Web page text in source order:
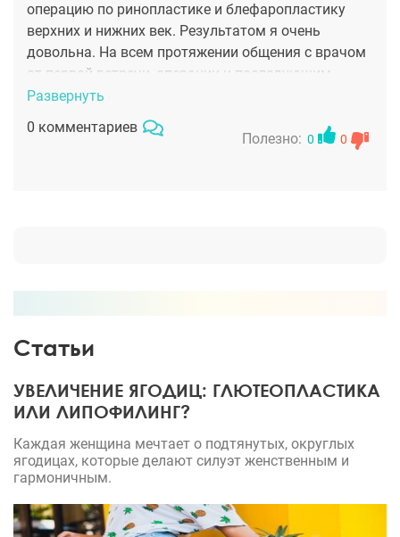
операцию по ринопластике и блефаропластику
верхних и нижних век. Результатом я очень
довольна. На всем протяжении общения с врачом
от первой встречи, операции и последующим
наблюдением, только положительные эмоции.
Прошло уже почти 4 месяца после операции, я
очень довольна своим внешним видом. Все
Развернуть
0 комментариев
Полезно: 0 0
Статьи
УВЕЛИЧЕНИЕ ЯГОДИЦ: ГЛЮТЕОПЛАСТИКА
ИЛИ ЛИПОФИЛИНГ?
Каждая женщина мечтает о подтянутых, округлых
ягодицах, которые делают силуэт женственным и
гармоничным.